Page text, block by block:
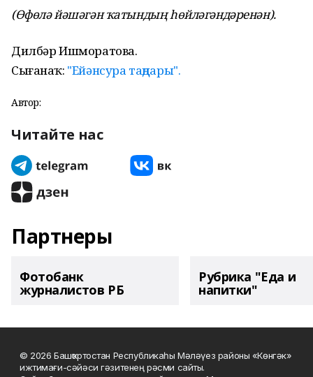
(Өфөлә йәшәгән ҡатындың һөйләгәндәренән).
Дилбәр Ишморатова.
Сығанаҡ: "Ейәнсура таңдары".
Автор:
Читайте нас
Партнеры
Фотобанк
журналистов РБ
Рубрика "Еда и
напитки"
© 2026 Башҡортостан Республикаһы Мәләүез районы «Көнгәк»
ижтимағи-сәйәси гәзитенең рәсми сайты.